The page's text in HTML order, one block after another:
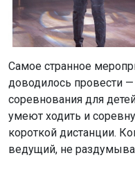
Самое странное
доводилось провести
соревнования для
умеют ходить и
короткой дистанции.
ведущий, не